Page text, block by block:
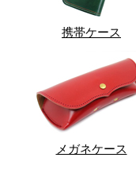
携帯ケース
メガネケース